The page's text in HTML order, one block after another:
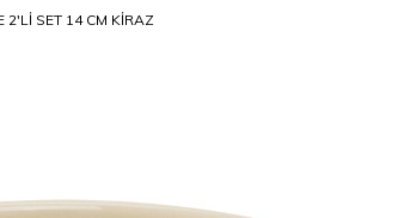
2'LI SET 14 CM KIRAZ